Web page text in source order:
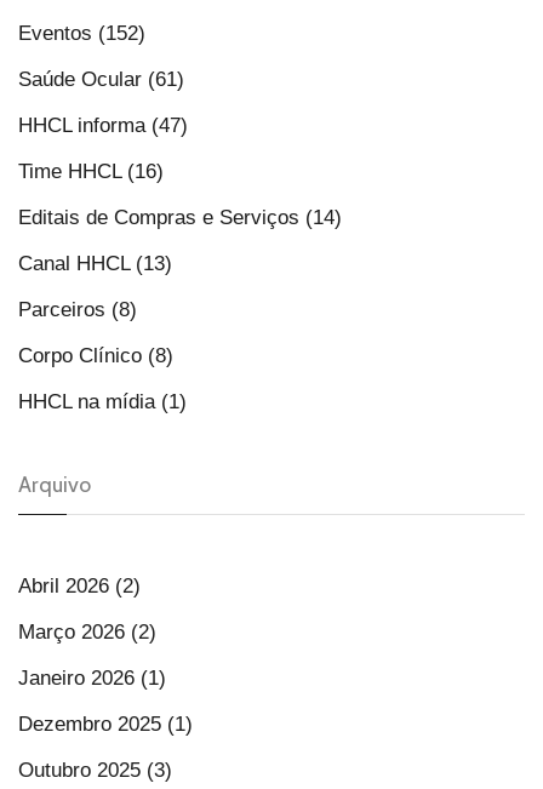
Eventos (152)
Saúde Ocular (61)
HHCL informa (47)
Time HHCL (16)
Editais de Compras e Serviços (14)
Canal HHCL (13)
Parceiros (8)
Corpo Clínico (8)
HHCL na mídia (1)
Arquivo
Abril 2026 (2)
Março 2026 (2)
Janeiro 2026 (1)
Dezembro 2025 (1)
Outubro 2025 (3)